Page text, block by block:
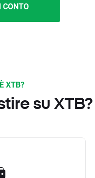
CONTO
XTB?
su XTB?